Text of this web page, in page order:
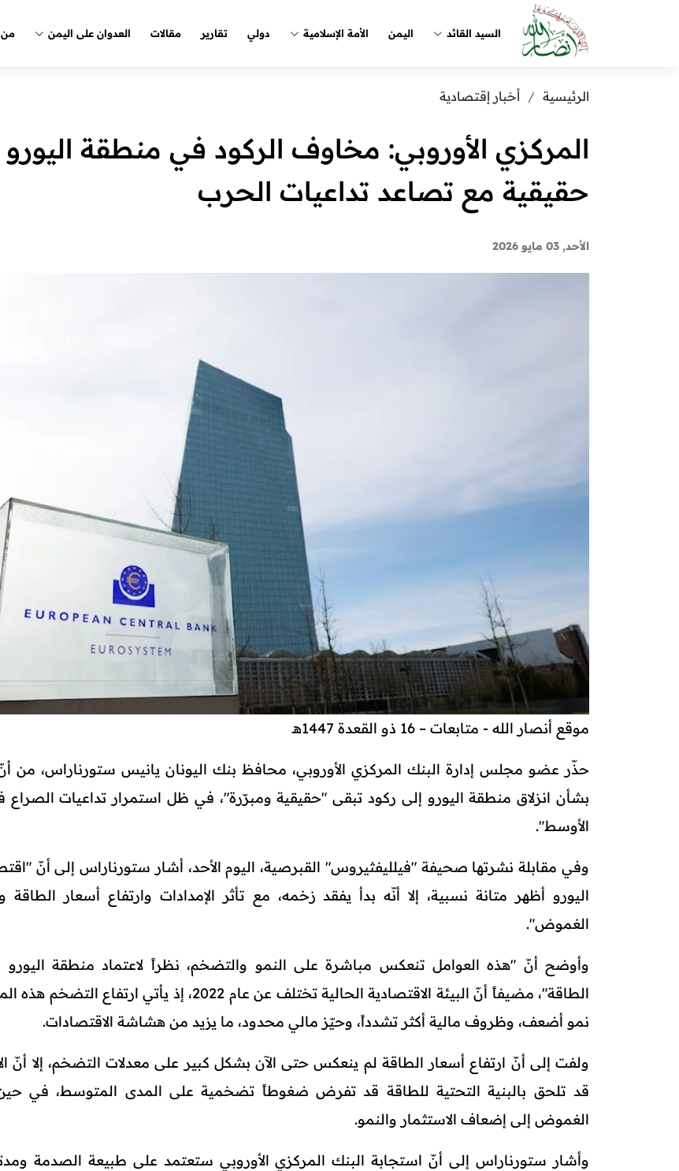
السيد القائد اليمن الأمة الإسلامية دولي تقارير مقالات العدوان على اليمن من
الرئيسية أخبار إقتصادية
المركزي الأوروبي: مخاوف الركود في منطقة اليورو
حقيقية مع تصاعد تداعيات الحرب
الأحد, 03 مايو 2026
موقع أنصار الله - متابعات – 16 ذو القعدة 1447هـ
حذّر عضو مجلس إدارة البنك المركزي الأوروبي، محافظ بنك اليونان يانيس ستورناراس، من
بشأن انزلاق منطقة اليورو إلى ركود تبقى "حقيقية ومبرّرة"، في ظل استمرار تداعيات
الأوسط".
وفي مقابلة نشرتها صحيفة "فيلليفثيروس" القبرصية، اليوم الأحد، أشار ستورناراس إلى أنّ
اليورو أظهر متانة نسبية، إلا أنّه بدأ يفقد زخمه، مع تأثر الإمدادات وارتفاع أسعار الطاقة
الغموض".
وأوضح أنّ "هذه العوامل تنعكس مباشرة على النمو والتضخم، نظراً لاعتماد منطقة اليورو
الطاقة"، مضيفاً أنّ البيئة الاقتصادية الحالية تختلف عن عام 2022، إذ يأتي
نمو أضعف، وظروف مالية أكثر تشدداً، وحيّز مالي محدود، ما يزيد من هشاشة الاقتصادات.
ولفت إلى أنّ ارتفاع أسعار الطاقة لم ينعكس حتى الآن بشكل كبير على معدلات التضخم، إلا أنّ
قد تلحق بالبنية التحتية للطاقة قد تفرض ضغوطاً تضخمية على المدى المتوسط، في
الغموض إلى إضعاف الاستثمار والنمو.
وأشار ستورناراس إلى أنّ استجابة البنك المركزي الأوروبي ستعتمد على طبيعة الصدمة